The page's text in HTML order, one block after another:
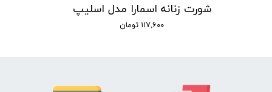
شورت زنانه اسمارا مدل اسلیپ
۱۱۷,۶۰۰ تومان